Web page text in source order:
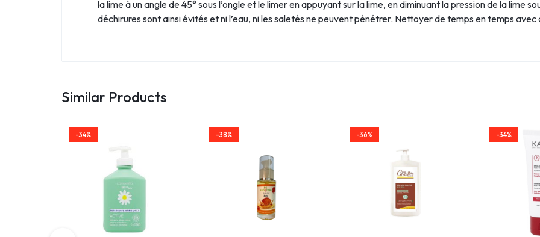
la lime à un angle de 45° sous l’ongle et le limer en appuyant sur la lime, en diminuant la pression de la lime
déchirures sont ainsi évités et ni l’eau, ni les saletés ne peuvent pénétrer. Nettoyer de temps en temps
Similar Products
-34% -38% -36% -34%